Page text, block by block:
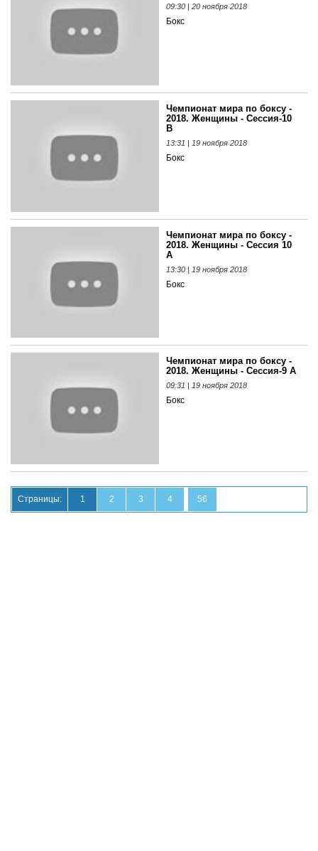
09:30 | 20 ноября 2018
Бокс
Чемпионат мира по боксу -
2018. Женщины - Сессия-10
B
13:31 | 19 ноября 2018
Бокс
Чемпионат мира по боксу -
2018. Женщины - Сессия 10
A
13:30 | 19 ноября 2018
Бокс
Чемпионат мира по боксу -
2018. Женщины - Сессия-9 A
09:31 | 19 ноября 2018
Бокс
Страницы: 1 2 3 4 56